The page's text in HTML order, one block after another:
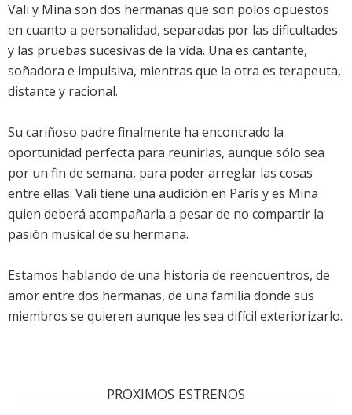
Vali y Mina son dos hermanas que son polos opuestos
en cuanto a personalidad, separadas por las dificultades
y las pruebas sucesivas de la vida. Una es cantante,
soñadora e impulsiva, mientras que la otra es terapeuta,
distante y racional.
Su cariñoso padre finalmente ha encontrado la
oportunidad perfecta para reunirlas, aunque sólo sea
por un fin de semana, para poder arreglar las cosas
entre ellas: Vali tiene una audición en París y es Mina
quien deberá acompañarla a pesar de no compartir la
pasión musical de su hermana.
Estamos hablando de una historia de reencuentros, de
amor entre dos hermanas, de una familia donde sus
miembros se quieren aunque les sea difícil exteriorizarlo.
PROXIMOS ESTRENOS